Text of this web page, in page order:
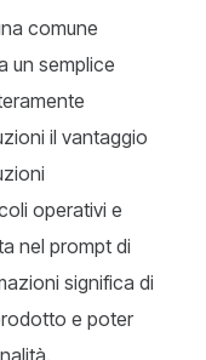
comune
un semplice
il vantaggio
operativi e
nel prompt di
significa di
e poter